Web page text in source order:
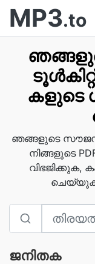
MP3.to
കളുടെ
ഞങ്ങളുടെ
നിങ്ങളുടെ
വിഭജിക്കുക,
ചെയ്യുക,
ജനിതക